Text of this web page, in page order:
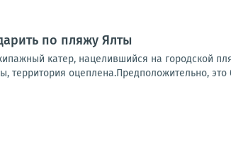
по пляжу Ялты
катер, нацелившийся на городской
территория оцеплена.Предположительно, это